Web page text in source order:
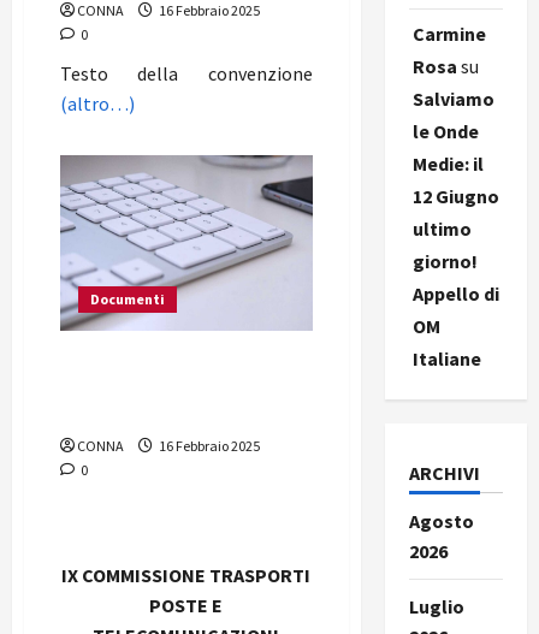
CONNA
16 Febbraio 2025
0
Testo della convenzione
(altro…)
Documenti
CONNA
16 Febbraio 2025
0
IX COMMISSIONE TRASPORTI
POSTE E
Carmine
Rosa su
Salviamo
le Onde
Medie: il
12 Giugno
ultimo
giorno!
Appello di
OM
Italiane
ARCHIVI
Agosto
2026
Luglio